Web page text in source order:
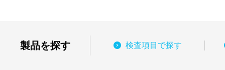
製品を探す 検査項目で探す